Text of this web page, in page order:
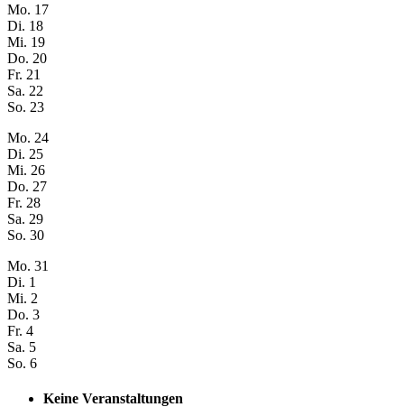
Mo. 17
Di. 18
Mi. 19
Do. 20
Fr. 21
Sa. 22
So. 23
Mo. 24
Di. 25
Mi. 26
Do. 27
Fr. 28
Sa. 29
So. 30
Mo. 31
Di. 1
Mi. 2
Do. 3
Fr. 4
Sa. 5
So. 6
Keine Veranstaltungen